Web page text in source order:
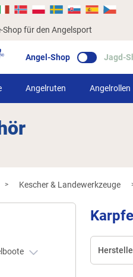
für den Angelsport
Angel-Shop Jagd-
Angelruten Angelrollen
> Kescher & Landewerkzeuge